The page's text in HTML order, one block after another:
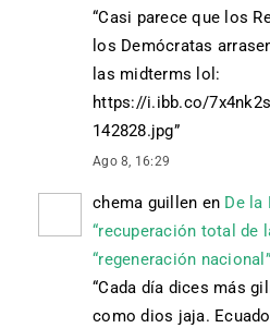
“Casi parece que los
los Demócratas
las midterms lol:
https://i.ibb.co/
142828.jpg”
Ago 8, 16:29
chema guillen en De la
“recuperación total de
“regeneración
“Cada día dices más
como dios jaja.